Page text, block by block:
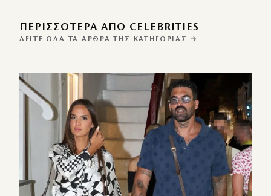
ΠΕΡΙΣΣΌΤΕΡΑ ΑΠΌ CELEBRITIES
ΔΕΊΤΕ ΌΛΑ ΤΑ ΆΡΘΡΑ ΤΗΣ ΚΑΤΗΓΟΡΊΑΣ →